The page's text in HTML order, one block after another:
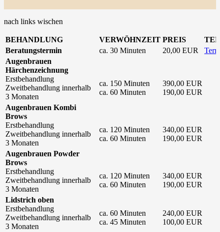
nach links wischen
BEHANDLUNG VERWÖHNZEIT PREIS
Beratungstermin
ca. 30 Minuten 20,00 EUR
Augenbrauen
Härchenzeichnung
Erstbehandlung
Zweitbehandlung innerhalb
3 Monaten
ca. 150 Minuten
ca. 60 Minuten
390,00 EUR
190,00 EUR
Augenbrauen Kombi
Brows
Erstbehandlung
Zweitbehandlung innerhalb
3 Monaten
ca. 120 Minuten
ca. 60 Minuten
340,00 EUR
190,00 EUR
Augenbrauen Powder
Brows
Erstbehandlung
Zweitbehandlung innerhalb
3 Monaten
ca. 120 Minuten
ca. 60 Minuten
340,00 EUR
190,00 EUR
Lidstrich oben
Erstbehandlung
Zweitbehandlung innerhalb
3 Monaten
ca. 60 Minuten
ca. 45 Minuten
240,00 EUR
100,00 EUR